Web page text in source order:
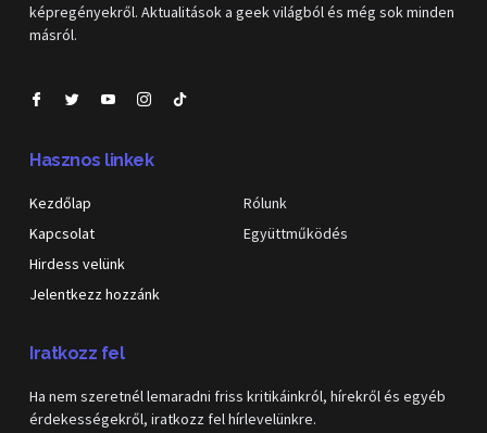
képregényekről. Aktualitások a geek világból és még sok minden
másról.
Hasznos linkek
Kezdőlap
Kapcsolat
Hirdess velünk
Jelentkezz hozzánk
Rólunk
Együttműködés
Iratkozz fel
Ha nem szeretnél lemaradni friss kritikáinkról, hírekről és egyéb
érdekességekről, iratkozz fel hírlevelünkre.